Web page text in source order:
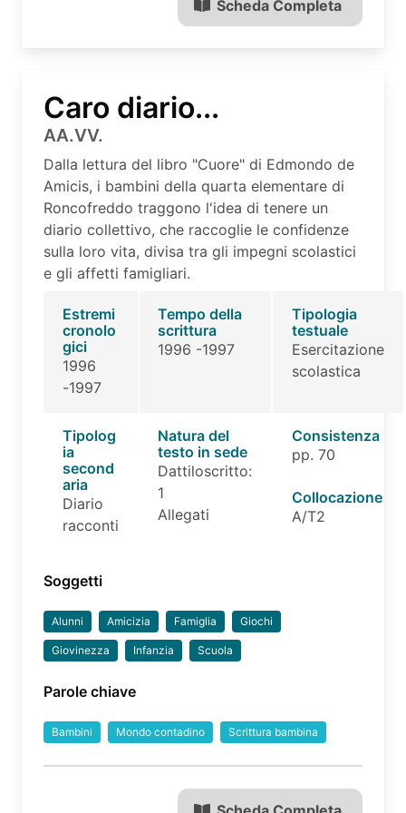
Scheda Completa
Caro diario...
AA.VV.
Dalla lettura del libro "Cuore" di Edmondo de
Amicis, i bambini della quarta elementare di
Roncofreddo traggono l'idea di tenere un
diario collettivo, che raccoglie le confidenze
sulla loro vita, divisa tra gli impegni scolastici
e gli affetti famigliari.
Estremi
cronolo
gici
1996
-1997
Tempo della
scrittura
1996 -1997
Tipologia
testuale
Esercitazione
scolastica
Tipolog
ia
second
aria
Diario
racconti
Natura del
testo in sede
Dattiloscritto:
1
Allegati
Consistenza
pp. 70
Collocazione
A/T2
Soggetti
Alunni Amicizia Famiglia Giochi
Giovinezza Infanzia Scuola
Parole chiave
Bambini Mondo contadino Scrittura bambina